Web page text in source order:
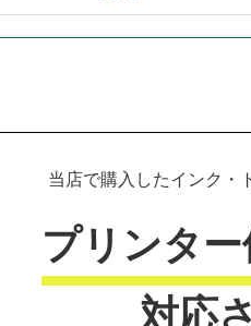
当店で購入したインク・
プリンタ
対応